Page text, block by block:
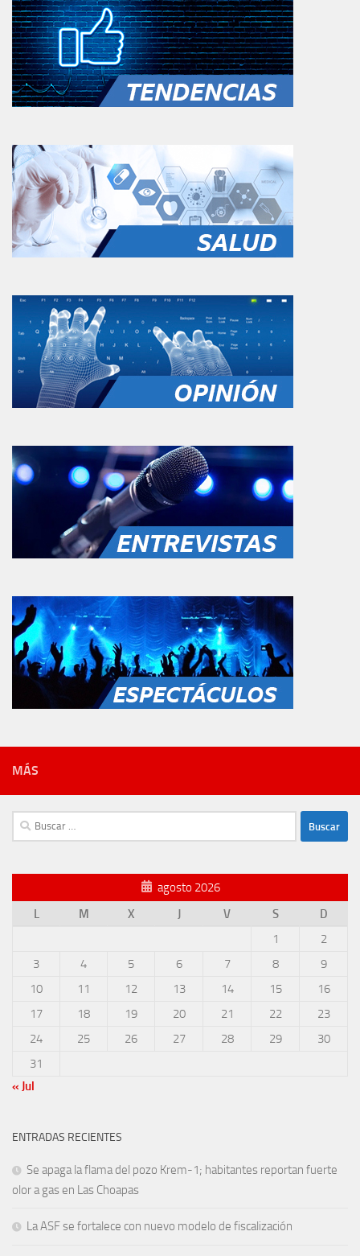
MÁS
Buscar:
agosto 2026
L
M X J V S
D
1
2
3
4 5 6 7 8
9
10
11 12 13 14 15
16
17
18 19 20 21 22
23
24
25 26 27 28 29
30
31
« Jul
ENTRADAS RECIENTES
Se apaga la flama del pozo Krem-1; habitantes reportan fuerte
olor a gas en Las Choapas
La ASF se fortalece con nuevo modelo de fiscalización